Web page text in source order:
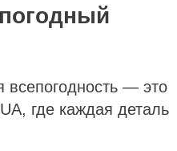
всепогодность — это
где каждая деталь